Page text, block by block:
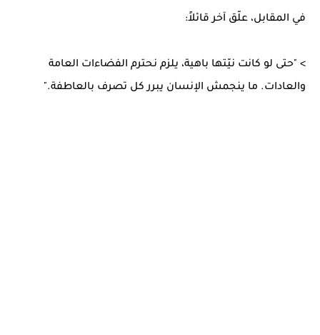
في المقابل، علّق آخر قائلاً:
> "حتى لو كانت نيّتها باهية، يلزم نحترم الفضاءات العامة
والعادات. ما ينجمش الإنسان يبرر كل تصرف بالعاطفة."